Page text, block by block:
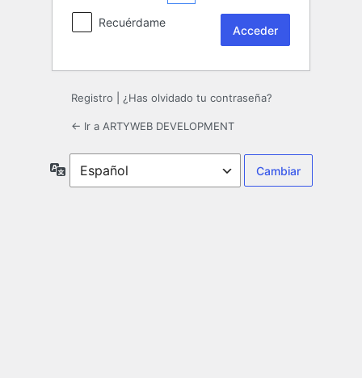
Recuérdame
Registro ¿Has olvidado tu contraseña?
← Ir a ARTYWEB DEVELOPMENT
Idioma